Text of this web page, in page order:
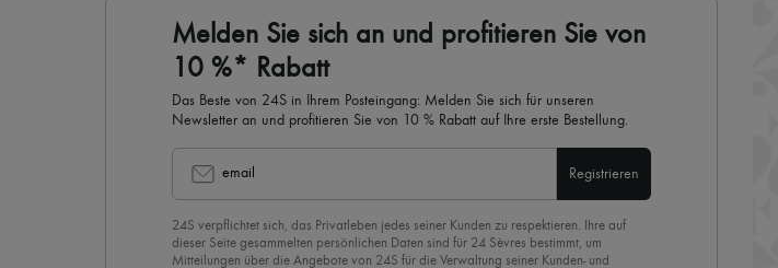
Melden Sie sich an und profitieren Sie von
10 %* Rabatt
Das Beste von 24S in Ihrem Posteingang: Melden Sie sich für unseren
Newsletter an und profitieren Sie von 10 % Rabatt auf Ihre erste Bestellung.
email Registrieren
24S verpflichtet sich, das Privatleben jedes seiner Kunden zu respektieren. Ihre auf
dieser Seite gesammelten persönlichen Daten sind für 24 Sèvres bestimmt, um
Mitteilungen über die Angebote von 24S für die Verwaltung seiner Kunden- und